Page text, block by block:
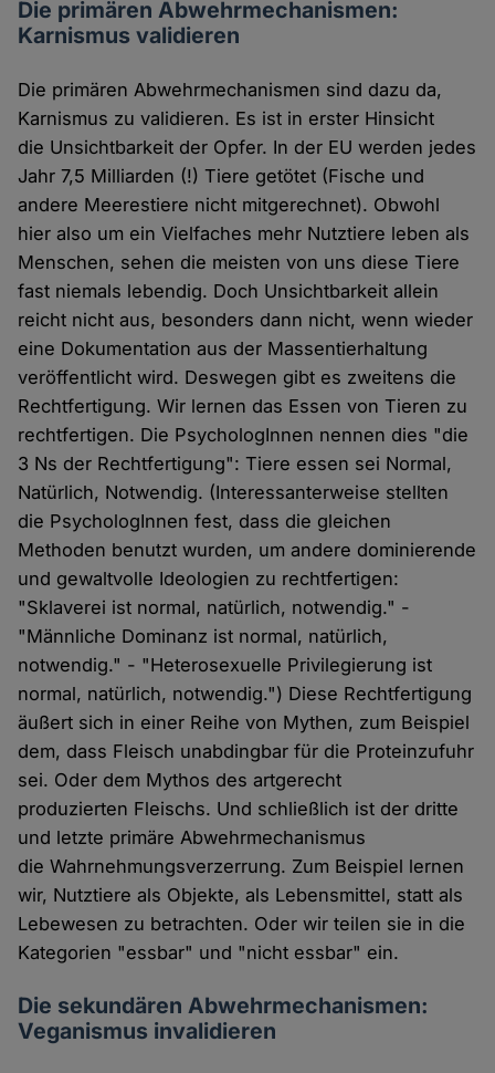
Die primären Abwehrmechanismen:
Karnismus validieren
Die primären Abwehrmechanismen sind dazu da,
Karnismus zu validieren. Es ist in erster Hinsicht
die Unsichtbarkeit der Opfer. In der EU werden jedes
Jahr 7,5 Milliarden (!) Tiere getötet (Fische und
andere Meerestiere nicht mitgerechnet). Obwohl
hier also um ein Vielfaches mehr Nutztiere leben als
Menschen, sehen die meisten von uns diese Tiere
fast niemals lebendig. Doch Unsichtbarkeit allein
reicht nicht aus, besonders dann nicht, wenn wieder
eine Dokumentation aus der Massentierhaltung
veröffentlicht wird. Deswegen gibt es zweitens die
Rechtfertigung. Wir lernen das Essen von Tieren zu
rechtfertigen. Die PsychologInnen nennen dies "die
3 Ns der Rechtfertigung": Tiere essen sei Normal,
Natürlich, Notwendig. (Interessanterweise stellten
die PsychologInnen fest, dass die gleichen
Methoden benutzt wurden, um andere dominierende
und gewaltvolle Ideologien zu rechtfertigen:
"Sklaverei ist normal, natürlich, notwendig." -
"Männliche Dominanz ist normal, natürlich,
notwendig." - "Heterosexuelle Privilegierung ist
normal, natürlich, notwendig.") Diese Rechtfertigung
äußert sich in einer Reihe von Mythen, zum Beispiel
dem, dass Fleisch unabdingbar für die Proteinzufuhr
sei. Oder dem Mythos des artgerecht
produzierten Fleischs. Und schließlich ist der dritte
und letzte primäre Abwehrmechanismus
die Wahrnehmungsverzerrung. Zum Beispiel lernen
wir, Nutztiere als Objekte, als Lebensmittel, statt als
Lebewesen zu betrachten. Oder wir teilen sie in die
Kategorien "essbar" und "nicht essbar" ein.
Die sekundären Abwehrmechanismen:
Veganismus invalidieren